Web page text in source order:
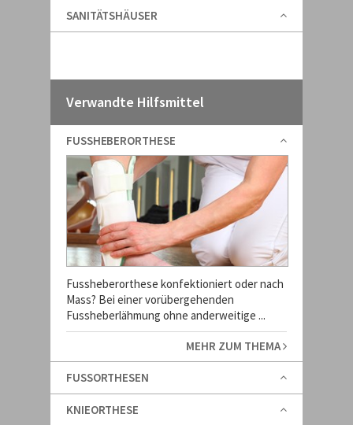
SANITÄTSHÄUSER
Verwandte Hilfsmittel
FUSSHEBERORTHESE
Fussheberorthese konfektioniert oder nach
Mass? Bei einer vorübergehenden
Fussheberlähmung ohne anderweitige ...
MEHR ZUM THEMA
FUSSORTHESEN
KNIEORTHESE